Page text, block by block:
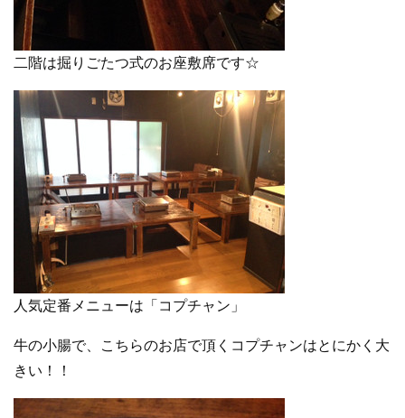
二階は掘りごたつ式のお座敷席です☆
人気定番メニューは「コプチャン」
牛の小腸で、こちらのお店で頂くコプチャンはとにかく大
きい！！